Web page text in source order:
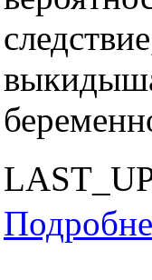
следствие